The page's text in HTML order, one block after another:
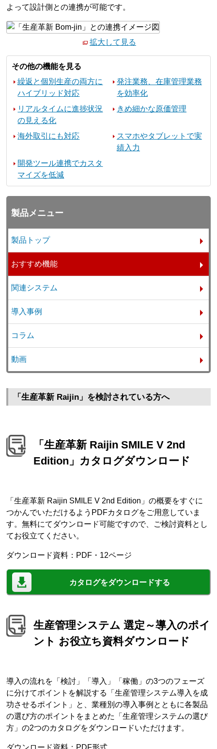
よって設計側との連携が可能です。
拡大して見る
その他の機能を見る
繰返と個別生産の両方に
ハイブリッド対応
発注業務、在庫管理業務
を効率化
リアルタイムに進捗状況
の見える化
きめ細かな原価管理
海外取引にも対応
スマホやタブレットで実
績入力
開発ツール連携でカスタ
マイズを低減
製品メニュー
製品トップ
おすすめ機能
関連システム
導入事例
コラム
動画
「生産革新 Raijin」を検討されている方へ
「生産革新 Raijin SMILE V 2nd
Edition」カタログダウンロード
「生産革新 Raijin SMILE V 2nd Edition」の概要をすぐに
つかんでいただけるようPDFカタログをご用意していま
す。無料にてダウンロード可能ですので、ご検討資料とし
てお役立てください。
ダウンロード資料：PDF・12ページ
カタログをダウンロードする
生産管理システム 選定～導入のポイ
ント お役立ち資料ダウンロード
導入の流れを「検討」「導入」「稼働」の3つのフェーズ
に分けてポイントを解説する「生産管理システム導入を成
功させるポイント」と、業種別の導入事例とともに各製品
の選び方のポイントをまとめた「生産管理システムの選び
方」の2つのカタログをダウンロードいただけます。
ダウンロード資料：PDF形式